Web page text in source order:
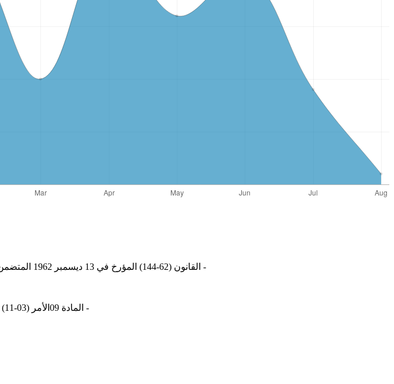
‏- القانون (62-144) المؤرخ في 13 ديسمبر 1962 المتضمن إنشاء البنك المركزي وتحديد قانونه الأساسي، الجريدة الرسمية، العدد ‏‏10، الصادرة في 28 ديسمبر 1962.‏
‏- المادة 09الأمر (03-11) المؤرخ في 26 أوت 2003، المتعلق بالنقد والقرض، الجريدة الرسمية، العدد 52، الصادرة في 27 ‏أوت 2003.‏